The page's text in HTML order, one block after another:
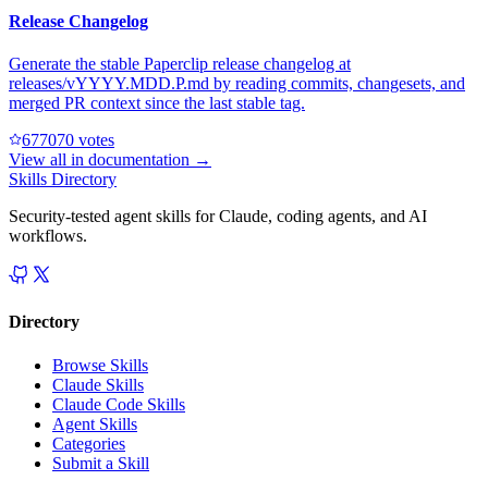
Release Changelog
Generate the stable Paperclip release changelog at
releases/vYYYY.MDD.P.md by reading commits, changesets, and
merged PR context since the last stable tag.
677070 votes
View all in documentation →
Skills Directory
Security-tested agent skills for Claude, coding agents, and AI
workflows.
Directory
Browse Skills
Claude Skills
Claude Code Skills
Agent Skills
Categories
Submit a Skill